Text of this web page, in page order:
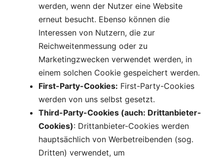
werden, wenn der Nutzer eine Website
erneut besucht. Ebenso können die
Interessen von Nutzern, die zur
Reichweitenmessung oder zu
Marketingzwecken verwendet werden, in
einem solchen Cookie gespeichert werden.
First-Party-Cookies: First-Party-Cookies
werden von uns selbst gesetzt.
Third-Party-Cookies (auch: Drittanbieter-
Cookies): Drittanbieter-Cookies werden
hauptsächlich von Werbetreibenden (sog.
Dritten) verwendet, um